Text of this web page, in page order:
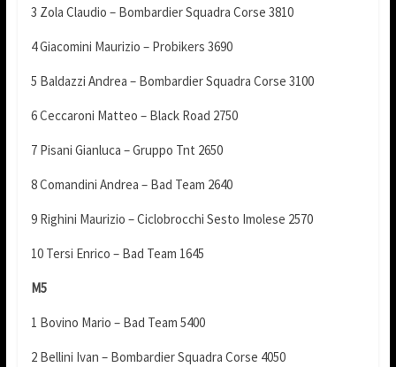
3 Zola Claudio – Bombardier Squadra Corse 3810
4 Giacomini Maurizio – Probikers 3690
5 Baldazzi Andrea – Bombardier Squadra Corse 3100
6 Ceccaroni Matteo – Black Road 2750
7 Pisani Gianluca – Gruppo Tnt 2650
8 Comandini Andrea – Bad Team 2640
9 Righini Maurizio – Ciclobrocchi Sesto Imolese 2570
10 Tersi Enrico – Bad Team 1645
M5
1 Bovino Mario – Bad Team 5400
2 Bellini Ivan – Bombardier Squadra Corse 4050